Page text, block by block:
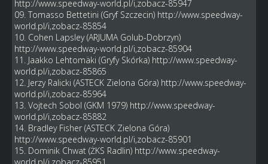
http://www.speedway-world.pl/i,zobacz-85947
09. Tomasso Bettetini (Gryf Szczecin) http://www.speedway-
world.pl/i,zobacz-85854
10. Cohen Lapsley (ARJUMA Golub-Dobrzyn)
http://www.speedway-world.pl/i,zobacz-85904
11. Jaakko Lehtomäki (Gryfy Skórka) http://www.speedway-
world.pl/i,zobacz-85865
12. Jerzy Ralicki (ASTECK Zielona Góra) http://www.speedway-
world.pl/i,zobacz-85964
13. Vojtech Sobol (GKM 1979) http://www.speedway-
world.pl/i,zobacz-85882
14. Bradley Fisher (ASTECK Zielona Góra)
http://www.speedway-world.pl/i,zobacz-85901
15. Dominik Chwat (ŻKS Radlin) http://www.speedway-